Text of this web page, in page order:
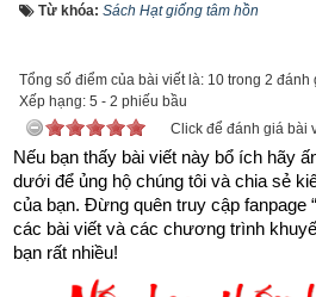
Với mong muốn góp một phần nhỏ
điệp tích cực truyền cảm hứng về
giúp những người đang tuyệt vọng
lên mạnh mẽ hơn, giúp họ vực dậy
cảnh để viết tiếp hành trình ước
trong cuộc sống,
giả trọn bộ 11
cuốn sách Hạt giống
Từ khóa: Sách Hạt giống tâm hồn
Tổng số điểm của bài viết là: 10 trong 2 đánh
Xếp hạng: 5 - 2 phiếu bầu
Click để đánh giá bài
Nếu bạn thấy bài viết này bổ ích hãy
dưới để ủng hộ chúng tôi và chia sẻ
của bạn. Đừng quên truy cập fanpage “
các bài viết và các chương trình
bạn rất nhiều!